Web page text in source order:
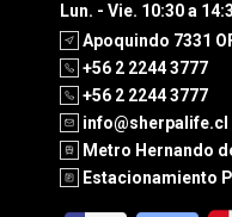
Lun. - Vie. 10:30 a
Apoquindo 7331
+56 2 2244 3777
+56 2 2244 3777
info@sherpalife.cl
Metro Hernando
Estacionamiento